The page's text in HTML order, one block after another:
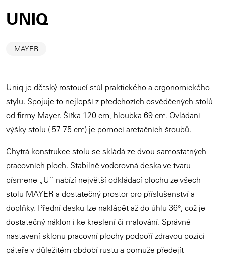
UNIQ
MAYER
Uniq je dětský rostoucí stůl praktického a ergonomického
stylu. Spojuje to nejlepší z předchozích osvědčených stolů
od firmy Mayer. Šířka 120 cm, hloubka 69 cm. Ovládaní
výšky stolu ( 57-75 cm) je pomocí aretačních šroubů.
Chytrá konstrukce stolu se skládá ze dvou samostatných
pracovních ploch. Stabilně vodorovná deska ve tvaru
písmene „U“ nabízí největší odkládací plochu ze všech
stolů MAYER a dostatečný prostor pro příslušenství a
doplňky. Přední desku lze naklápět až do úhlu 36°, což je
dostatečný náklon i ke kreslení či malování. Správné
nastavení sklonu pracovní plochy podpoří zdravou pozici
páteře v důležitém období růstu a pomůže předejít